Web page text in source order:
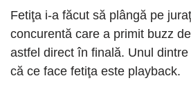
Fetiţa i-a făcut să plângă pe
concurentă care a primit buzz
astfel direct în finală. Unul
că ce face fetiţa este playback.